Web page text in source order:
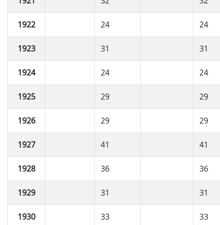
1922 24 24
1923 31 31
1924 24 24
1925 29 29
1926 29 29
1927 41 41
1928 36 36
1929 31 31
1930 33 33